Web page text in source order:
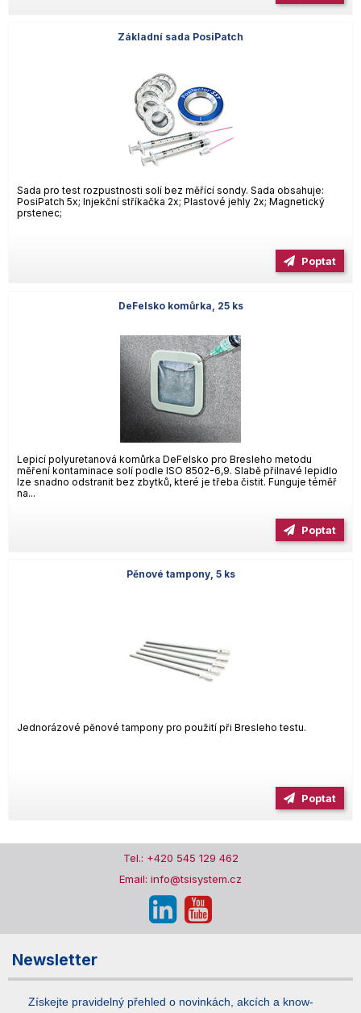
Základní sada PosiPatch
Sada pro test rozpustnosti solí bez měřící sondy. Sada obsahuje:
PosiPatch 5x; Injekční stříkačka 2x; Plastové jehly 2x; Magnetický
prstenec;
Poptat
DeFelsko komůrka, 25 ks
Lepicí polyuretanová komůrka DeFelsko pro Bresleho metodu
měření kontaminace solí podle ISO 8502-6,9. Slabě přilnavé lepidlo
lze snadno odstranit bez zbytků, které je třeba čistit. Funguje téměř
na...
Poptat
Pěnové tampony, 5 ks
Jednorázové pěnové tampony pro použití při Bresleho testu.
Poptat
Tel.: +420 545 129 462
Email: info@tsisystem.cz
Newsletter
Získejte pravidelný přehled o novinkách, akcích a know-